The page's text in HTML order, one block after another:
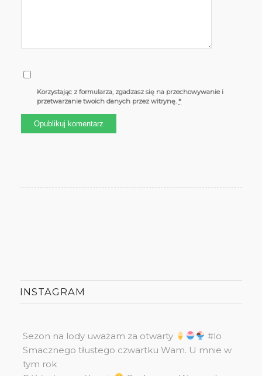
Korzystając z formularza, zgadzasz się na przechowywanie i
przetwarzanie twoich danych przez witrynę.*
INSTAGRAM
Sezon na lody uważam za otwarty
#lo
Smacznego tłustego czwartku Wam. U mnie w
tym rok